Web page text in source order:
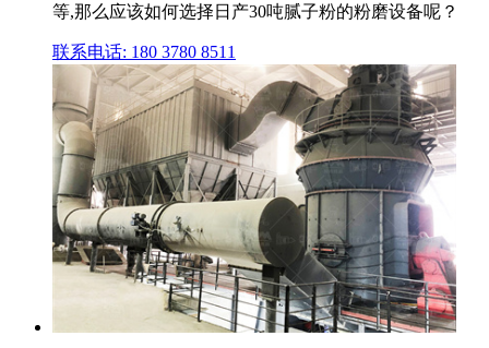
等,那么应该如何选择日产30吨腻子粉的粉磨设备呢？
联系电话: 180 3780 8511